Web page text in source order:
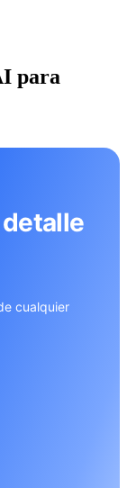
para
cualquier